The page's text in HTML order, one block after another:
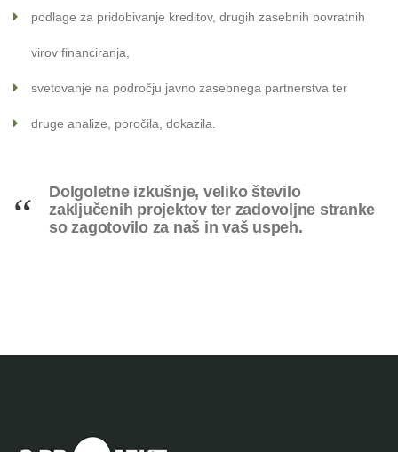
podlage za pridobivanje kreditov, drugih zasebnih povratnih
virov financiranja,
svetovanje na področju javno zasebnega partnerstva ter
druge analize, poročila, dokazila.
Dolgoletne izkušnje, veliko število
zaključenih projektov ter zadovoljne stranke
so zagotovilo za naš in vaš uspeh.